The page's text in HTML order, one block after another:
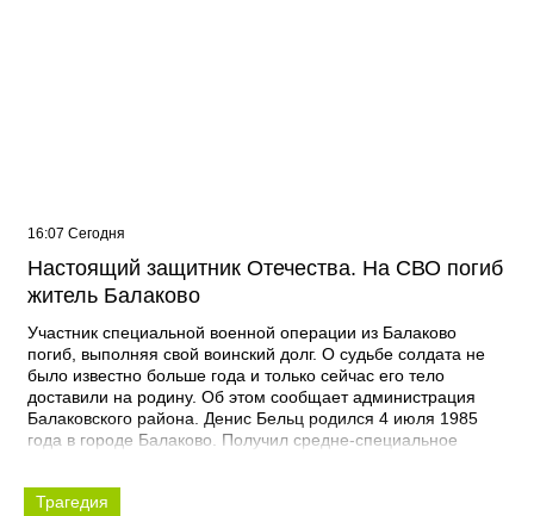
16:07 Сегодня
Настоящий защитник Отечества. На СВО погиб
житель Балаково
Участник специальной военной операции из Балаково
погиб, выполняя свой воинский долг. О судьбе солдата не
было известно больше года и только сейчас его тело
доставили на родину. Об этом сообщает администрация
Балаковского района. Денис Бельц родился 4 июля 1985
года в городе Балаково. Получил средне-специальное
января 2025 года при выполнении специальных задач. -
Выражаю соболезнования родным и близким Дениса
Трагедия